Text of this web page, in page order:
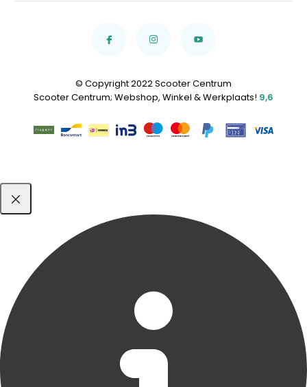
© Copyright 2022 Scooter Centrum
Scooter Centrum; Webshop, Winkel & Werkplaats! 9,6